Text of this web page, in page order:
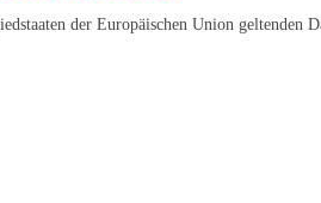
der Europäischen Union geltenden